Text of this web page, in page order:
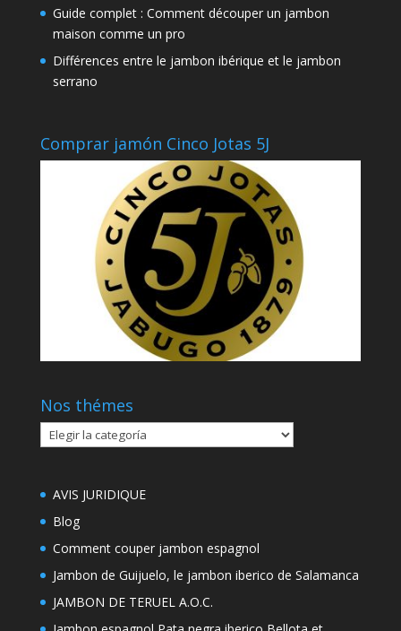
Guide complet : Comment découper un jambon
maison comme un pro
Différences entre le jambon ibérique et le jambon
serrano
Comprar jamón Cinco Jotas 5J
Nos thémes
Nos
thémes
AVIS JURIDIQUE
Blog
Comment couper jambon espagnol
Jambon de Guijuelo, le jambon iberico de Salamanca
JAMBON DE TERUEL A.O.C.